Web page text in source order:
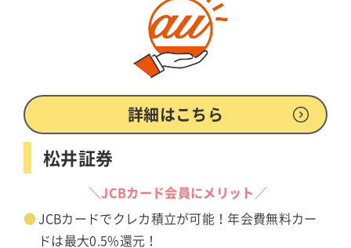
詳細はこちら
松井証券
＼JCBカード会員にメリット／
JCBカードでクレカ積立が可能！年会費無料カー
ドは最大0.5%還元！